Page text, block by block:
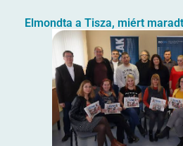
Elmondta a Tisza, miért